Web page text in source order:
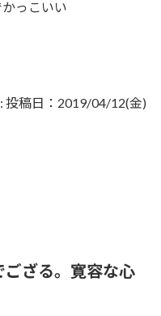
っこいい
: 投稿日：2019/04/12(金)
ござる。寛容な心